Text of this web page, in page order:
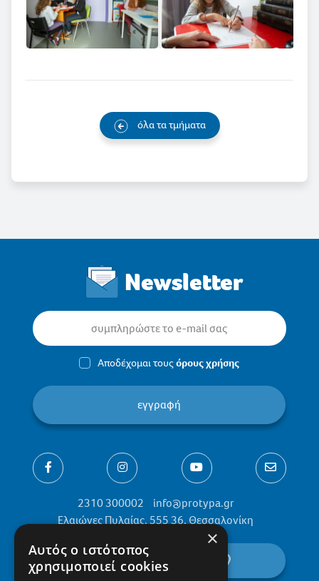
όλα τα τμήματα
Newsletter
Αποδέχομαι τουςόρους χρήσης
εγγραφή
2310 300002
info@protypa.gr
Ελαιώνες Πυλαίας, 555 36, Θεσσαλονίκη
βρείτε μας στον χάρτη
×
Αυτός ο ιστότοπος
χρησιμοποιεί cookies